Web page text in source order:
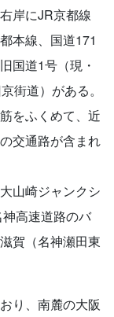
岸にJR京都線
本線、国道171
国道1号（現・
街道）がある。
をふくめて、近
交通路が含まれ
山崎ジャンクシ
高速道路のバ
賀（名神瀬田東
り、南麓の大阪